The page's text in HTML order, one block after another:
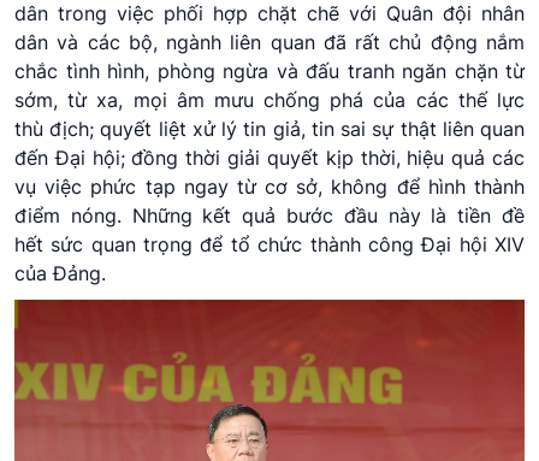
dân trong việc phối hợp chặt chẽ với Quân đội nhân
dân và các bộ, ngành liên quan đã rất chủ động nắm
chắc tình hình, phòng ngừa và đấu tranh ngăn chặn từ
sớm, từ xa, mọi âm mưu chống phá của các thế lực
thù địch; quyết liệt xử lý tin giả, tin sai sự thật liên quan
đến Đại hội; đồng thời giải quyết kịp thời, hiệu quả các
vụ việc phức tạp ngay từ cơ sở, không để hình thành
điểm nóng. Những kết quả bước đầu này là tiền đề
hết sức quan trọng để tổ chức thành công Đại hội XIV
của Đảng.